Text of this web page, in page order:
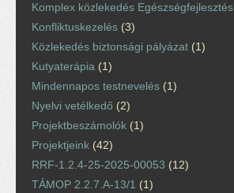
Komplex közlekedés Egészségfejlesztés
Konfliktuskezelés (3)
Közlekedés biztonsági pályázat (1)
Kutyaterápia (1)
Mindennapos testnevelés (1)
Nyelvi vetélkedő (2)
Projektbeszámolók (1)
Projektjeink (42)
RRF-1.2.4-25-2025-00053 (12)
TÁMOP 2.2.7.A-13/1 (1)